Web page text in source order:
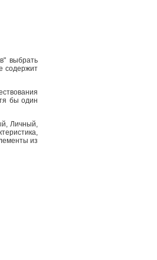
выбрать
содержит
бы один
Личный,
из